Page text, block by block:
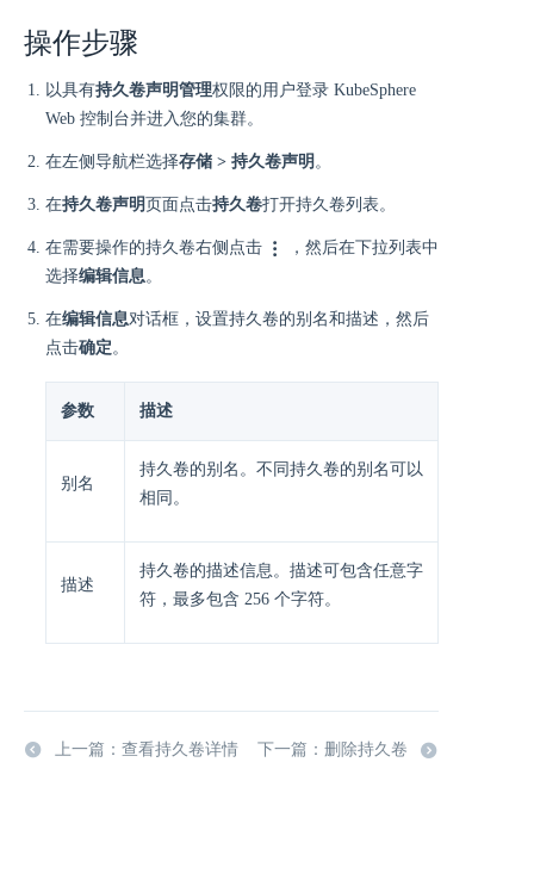
操作步骤
以具有持久卷声明管理权限的用户登录 KubeSphere
Web 控制台并进入您的集群。
在左侧导航栏选择存储 > 持久卷声明 。
在持久卷声明页面点击持久卷打开持久卷列表。
在需要操作的持久卷右侧点击
，然后在下拉列表中
选择编辑信息。
在编辑信息对话框，设置持久卷的别名和描述，然后
点击确定。
参数 描述
别名
持久卷的别名。不同持久卷的别名可以
相同。
描述
持久卷的描述信息。描述可包含任意字
符，最多包含 256 个字符。
上一篇：查看持久卷详情 下一篇：删除持久卷